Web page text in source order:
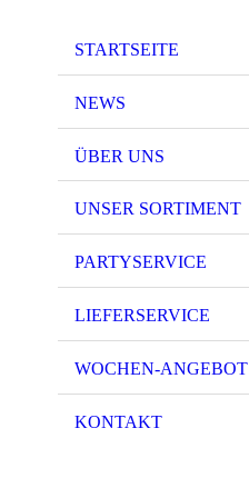
STARTSEITE
NEWS
ÜBER UNS
UNSER SORTIMENT
PARTYSERVICE
LIEFERSERVICE
WOCHEN-ANGEBOT
KONTAKT